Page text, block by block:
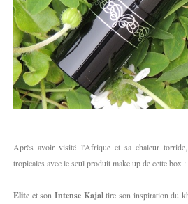
Après avoir visité l'Afrique et sa chaleur
tropicales avec le seul produit make up de cette box
Elite et son Intense Kajaltire son inspiration du